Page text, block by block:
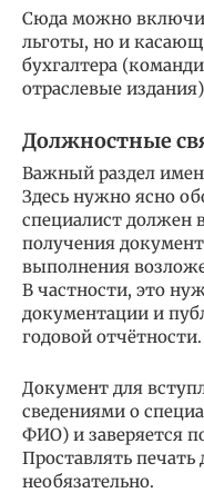
Сюда можно
льготы, но и
бухгалтера
отраслевые
Должностные
Важный раздел
Здесь нужно ясно
специалист должен
получения
выполнения
В частности, это
документации и
годовой отчётности.
Документ для
сведениями о
ФИО) и заверяется
Проставлять
необязательно.